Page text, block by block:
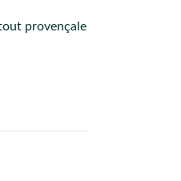
provençale